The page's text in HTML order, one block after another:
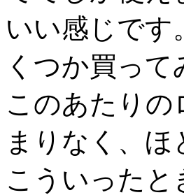
いい感じです
くつか買っ
このあたり
まりなく、
こういったと